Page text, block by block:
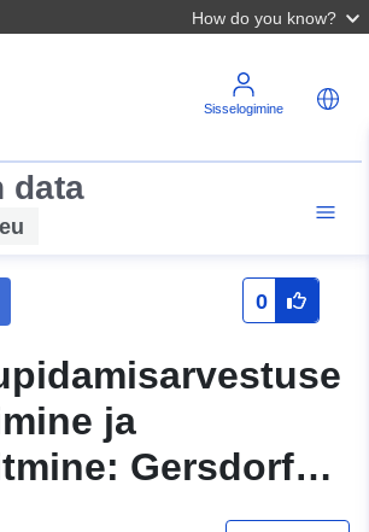
How do you know?
Sisselogimine
data
0
ja
Gersdorf